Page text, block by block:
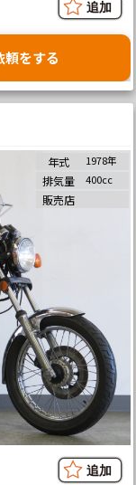
をする
年式 1978年
排気量 400cc
販売店